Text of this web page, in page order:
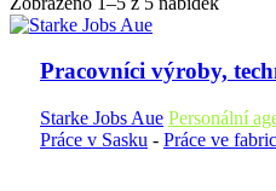
Pracovníci výroby,
Starke Jobs Aue Personální
Práce v Sasku - Práce ve